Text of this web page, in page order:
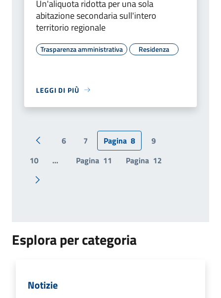
Un'aliquota ridotta per una sola
abitazione secondaria sull'intero
territorio regionale
Trasparenza amministrativa Residenza
LEGGI DI PIÙ
Pagina precedente
6 7 Pagina 8
9
10
... Pagina 11 Pagina 12
Pagina successiva
Esplora per categoria
Notizie